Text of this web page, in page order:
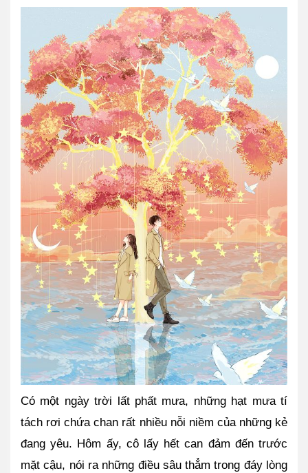
Có một ngày trời lất phất mưa, những hạt mưa tí
tách rơi chứa chan rất nhiều nỗi niềm của những kẻ
đang yêu. Hôm ấy, cô lấy hết can đảm đến trước
mặt cậu, nói ra những điều sâu thẳm trong đáy lòng